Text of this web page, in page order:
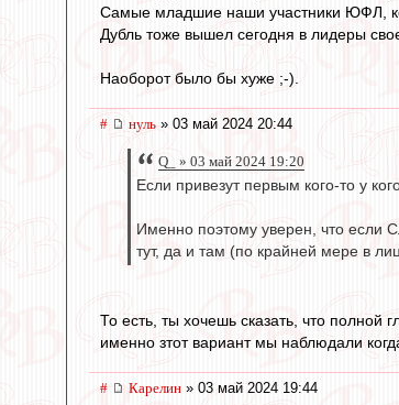
Самые младшие наши участники ЮФЛ,
Дубль тоже вышел сегодня в лидеры
Наоборот было бы хуже ;-).
# нуль » 03 май 2024 20:44
Q_ » 03 май 2024 19:20
Если привезут первым кого-то у
Именно поэтому уверен, что если
тут, да и там (по крайней мере в
То есть, ты хочешь сказать, что полной
именно зтот вариант мы наблюдали
# Карелин » 03 май 2024 19:44